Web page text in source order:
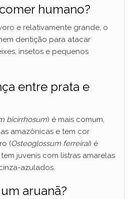
humano?
e relativamente grande, o
dentição para atacar
insetos e pequenos
entre prata e
bicirrhosum) é mais comum,
amazônicas e tem cor
(Osteoglossum ferreirai) é
juvenis com listras amarelas
azulados.
aruanã?